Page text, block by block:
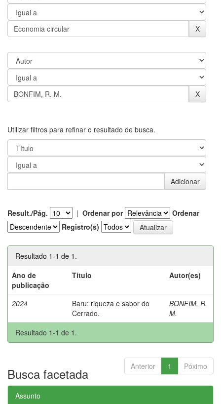
Utilizar filtros para refinar o resultado de busca.
Result./Pág. | Ordenar por
Ordenar
Registro(s)
Resultado 1-1 de 1.
Ano de
publicação
Título Autor(es)
2024
Baru: riqueza e sabor do
Cerrado.
BONFIM, R.
M.
Resultado 1-1 de 1.
Anterior 1 Póximo
Busca facetada
Assunto